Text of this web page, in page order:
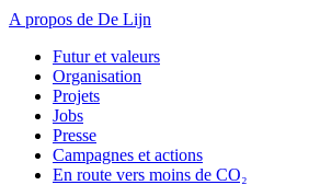
A propos de De Lijn
Futur et valeurs
Organisation
Projets
Jobs
Presse
Campagnes et actions
En route vers moins de CO₂